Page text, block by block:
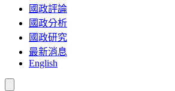
國政評論
國政分析
國政研究
最新消息
English